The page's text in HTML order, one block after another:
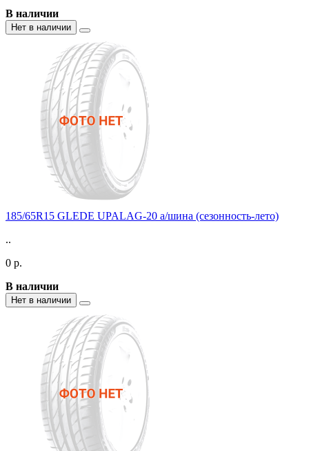
В наличии
Нет в наличии
185/65R15 GLEDE UPALAG-20 а/шина (сезонность-лето)
..
0 р.
В наличии
Нет в наличии